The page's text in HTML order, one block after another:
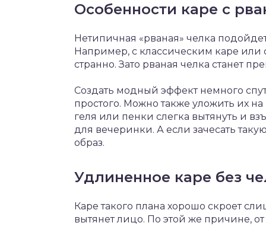
Особенности каре с
Нетипичная «рваная» челка
Например, с классическим каре или
странно. Зато рваная челка станет
Создать модный эффект немного
простого. Можно также уложить их
геля или пенки слегка вытянуть и
для вечеринки. А если зачесать
образ.
Удлиненное каре без
Каре такого плана хорошо скроет
вытянет лицо. По этой же причине,